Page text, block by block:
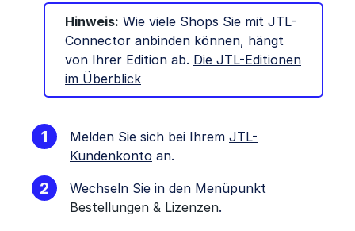
Hinweis: Wie viele Shops Sie mit JTL-
Connector anbinden können, hängt
von Ihrer Edition ab. Die JTL-Editionen
im Überblick
Melden Sie sich bei Ihrem JTL-
Kundenkonto an.
Wechseln Sie in den Menüpunkt
Bestellungen & Lizenzen.